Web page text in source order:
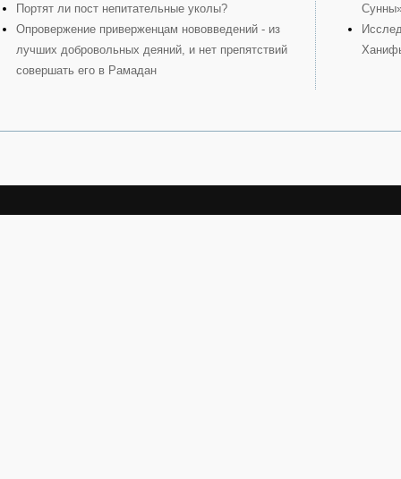
Портят ли пост непитательные уколы?
Опровержение приверженцам нововведений - из
лучших добровольных деяний, и нет препятствий
совершать его в Рамадан